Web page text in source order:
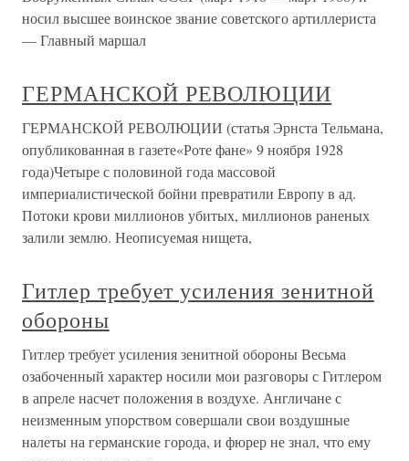
носил высшее воинское звание советского артиллериста
— Главный маршал
ГЕРМАНСКОЙ РЕВОЛЮЦИИ
ГЕРМАНСКОЙ РЕВОЛЮЦИИ (статья Эрнста Тельмана,
опубликованная в газете«Роте фане» 9 ноября 1928
года)Четыре с половиной года массовой
империалистической бойни превратили Европу в ад.
Потоки крови миллионов убитых, миллионов раненых
залили землю. Неописуемая нищета,
Гитлер требует усиления зенитной
обороны
Гитлер требует усиления зенитной обороны Весьма
озабоченный характер носили мои разговоры с Гитлером
в апреле насчет положения в воздухе. Англичане с
неизменным упорством совершали свои воздушные
налеты на германские города, и фюрер не знал, что ему